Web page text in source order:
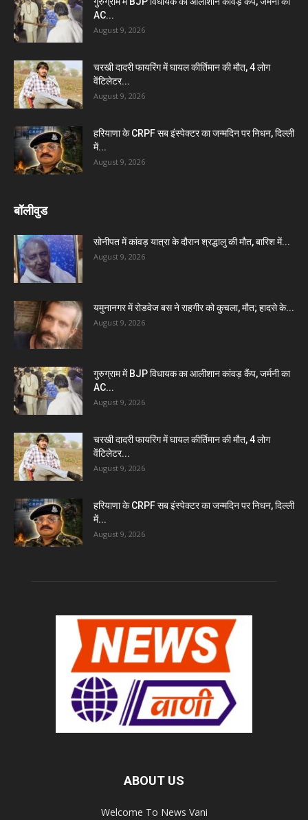
AC...
August 9, 2026
चरखी दादरी फायरिंग में घायल कीर्तिमान की मौत, 4 लोग
वेंटिलेटर...
August 9, 2026
हरियाणा के CRPF सब इंस्पेक्टर का जन्मदिन पर निधन, दिल्ली
में...
August 9, 2026
बॉलीवुड
सोनीपत में कांवड़ यात्रा के दौरान श्रद्धालु की मौत, बारिश में...
August 9, 2026
यमुनानगर में रोडवेज बस ने राहगीर को कुचला, मौत; हादसे के...
August 9, 2026
गुरुग्राम में BJP विधायक का आलीशान कांवड़ कैंप, जर्मनी का
AC...
August 9, 2026
चरखी दादरी फायरिंग में घायल कीर्तिमान की मौत, 4 लोग
वेंटिलेटर...
August 9, 2026
हरियाणा के CRPF सब इंस्पेक्टर का जन्मदिन पर निधन, दिल्ली
में...
August 9, 2026
ABOUT US
Welcome To News Vani